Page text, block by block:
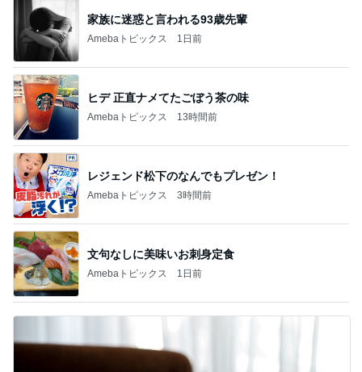
家族に迷惑と言われる93歳先輩
Amebaトピックス 1日前
ヒデ 正直ナメてたごぼう茶の味
Amebaトピックス 13時間前
レジェンド松下のなんでもプレゼン！
Amebaトピックス 3時間前
文句なしに美味いお刺身定食
Amebaトピックス 1日前